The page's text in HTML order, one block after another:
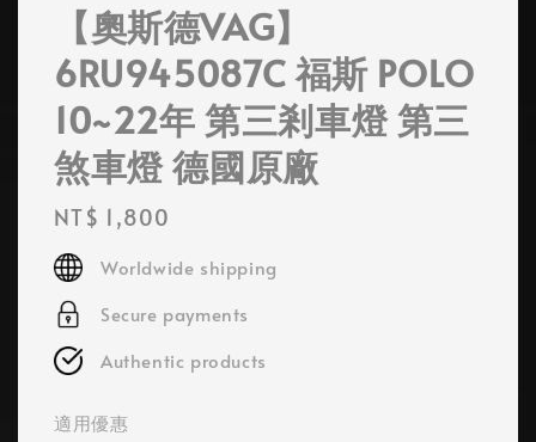
【奧斯德VAG】
6RU945087C 福斯 POLO
10~22年 第三剎車燈 第三
煞車燈 德國原廠
Regular
price
NT$ 1,800
Worldwide shipping
Secure payments
Authentic products
適用優惠